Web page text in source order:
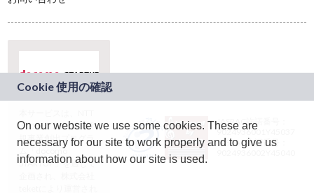
ドコモグループの新
規事業創出プログラ
ム「docomo
STARTUP」を通じて
JASRAC許諾番号：
9024936001Y45037
JASRAC許諾番号：
On our website we use some cookies. These are
necessary for our site to work properly and to give us
information about how our site is used.